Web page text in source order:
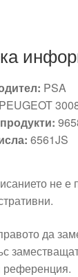
PSA
PEUGEOT
6561JS
не е
да
референция.